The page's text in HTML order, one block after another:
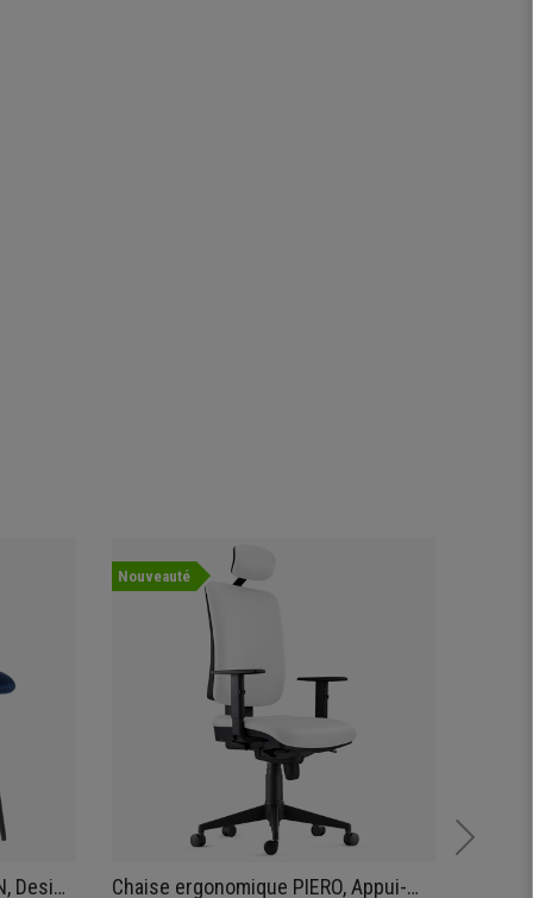
Design
Nouveauté
Chaise ergonomique PIERO, Appui-